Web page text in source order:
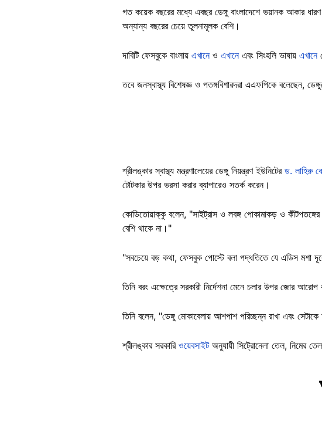
গত কয়েক বছরের মধ্যে এবছর ডেঙ্গু বাংলাদেশে ভয়ানক আকার
অন্যান্য বছরের চেয়ে তুলনামূলক বেশি।
দাবিটি ফেসবুকে বাংলায় এখানে ও এখানে এবং সিংহলি ভাষায় এখানে
তবে জনস্বাস্থ্য বিশেষজ্ঞ ও পতঙ্গবিশারদরা এএফপিকে বলেছেন,
শ্রীলঙ্কার স্বাস্থ্য মন্ত্রণালেয়ের ডেঙ্গু নিয়ন্ত্রণ ইউনিটের ড. লাহিরু
টোটকার উপর ভরসা করার ব্যাপারেও সতর্ক করেন।
কোডিতোয়াক্কু বলেন, "সাইট্রাস ও লবঙ্গ পোকামাকড় ও কীটপতঙ্গের
বেশি থাকে না।"
"সবচেয়ে বড় কথা, ফেসবুক পোস্টে বলা পদ্ধতিতে যে এডিস মশা
তিনি বরং এক্ষেত্রে সরকারী নির্দেশনা মেনে চলার উপর জোর আরোপ
তিনি বলেন, "ডেঙ্গু মোকাবেলায় আশপাশ পরিচ্ছন্ন রাখা এবং
শ্রীলঙ্কার সরকারি ওয়েবসাইট অনুযায়ী সিট্রোনেলা তেল, নিমের